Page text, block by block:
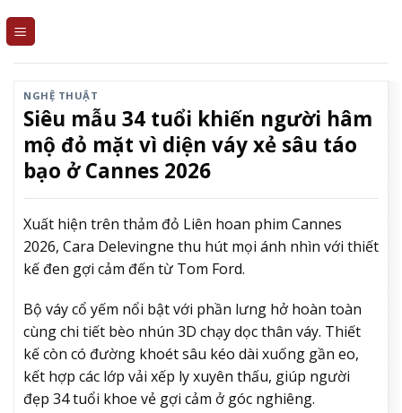
NGHỆ THUẬT
Siêu mẫu 34 tuổi khiến người hâm
mộ đỏ mặt vì diện váy xẻ sâu táo
bạo ở Cannes 2026
Xuất hiện trên thảm đỏ Liên hoan phim Cannes
2026, Cara Delevingne thu hút mọi ánh nhìn với thiết
kế đen gợi cảm đến từ Tom Ford.
Bộ váy cổ yếm nổi bật với phần lưng hở hoàn toàn
cùng chi tiết bèo nhún 3D chạy dọc thân váy. Thiết
kế còn có đường khoét sâu kéo dài xuống gần eo,
kết hợp các lớp vải xếp ly xuyên thấu, giúp người
đẹp 34 tuổi khoe vẻ gợi cảm ở góc nghiêng.